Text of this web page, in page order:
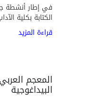
في إطار أنشطة
الكتابة بكلية
قراءة المزيد
المعجم
البيداغوجية